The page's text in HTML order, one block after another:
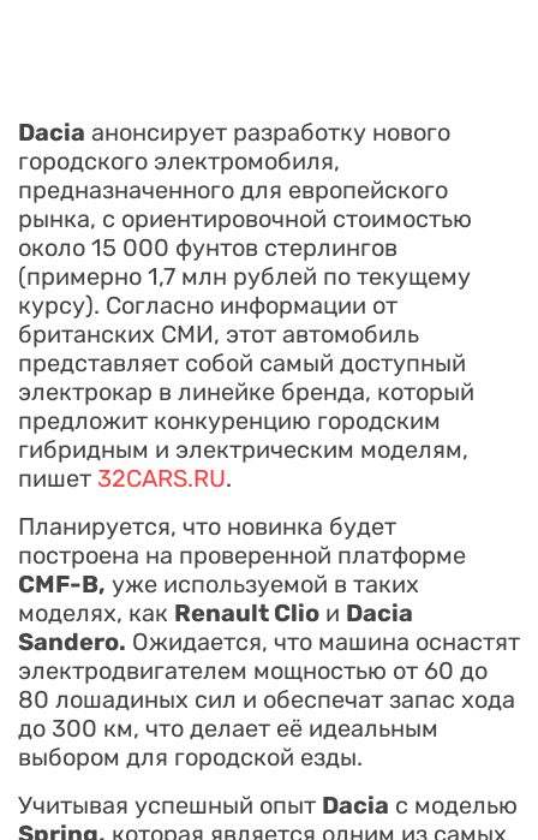
Dacia анонсирует разработку нового
городского электромобиля,
предназначенного для европейского
рынка, с ориентировочной стоимостью
около 15 000 фунтов стерлингов
(примерно 1,7 млн рублей по текущему
курсу). Согласно информации от
британских СМИ, этот автомобиль
представляет собой самый доступный
электрокар в линейке бренда, который
предложит конкуренцию городским
гибридным и электрическим моделям,
пишет 32CARS.RU.
Планируется, что новинка будет
построена на проверенной платформе
CMF-B, уже используемой в таких
моделях, как Renault Clio и Dacia
Sandero. Ожидается, что машина оснастят
электродвигателем мощностью от 60 до
80 лошадиных сил и обеспечат запас хода
до 300 км, что делает её идеальным
выбором для городской езды.
Учитывая успешный опыт Dacia с моделью
Spring, которая является одним из самых